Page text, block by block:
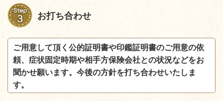
お打ち合わせ
ご用意して頂く公的証明書や印鑑証明書のご用意の依
頼、症状固定時期や相手方保険会社との状況などをお
聞かせ願います。今後の方針を打ち合わせいたしま
す。